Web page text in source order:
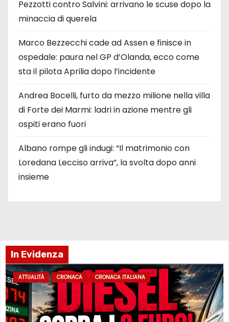
Pezzotti contro Salvini: arrivano le scuse dopo la
minaccia di querela
Marco Bezzecchi cade ad Assen e finisce in
ospedale: paura nel GP d’Olanda, ecco come
sta il pilota Aprilia dopo l’incidente
Andrea Bocelli, furto da mezzo milione nella villa
di Forte dei Marmi: ladri in azione mentre gli
ospiti erano fuori
Albano rompe gli indugi: “Il matrimonio con
Loredana Lecciso arriva”, la svolta dopo anni
insieme
In Evidenza
ATTUALITÀ CRONACA CRONACA ITALIANA